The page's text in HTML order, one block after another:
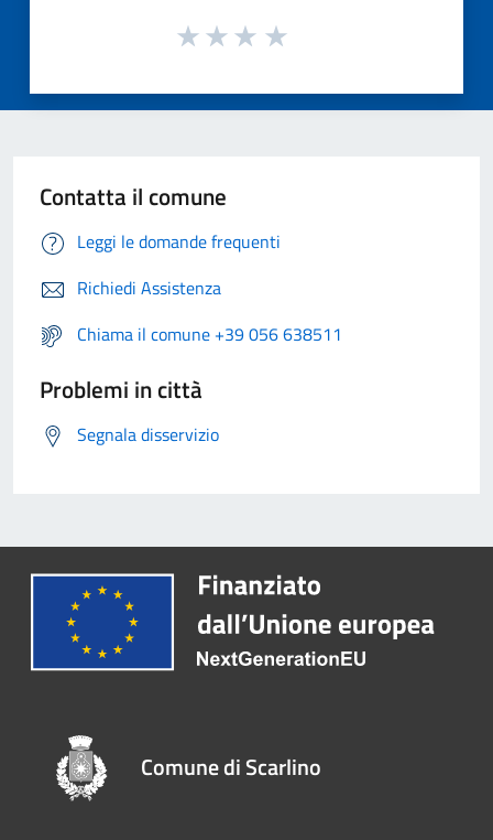
Contatta il comune
Leggi le domande frequenti
Richiedi Assistenza
Chiama il comune +39 056 638511
Problemi in città
Segnala disservizio
Comune di Scarlino